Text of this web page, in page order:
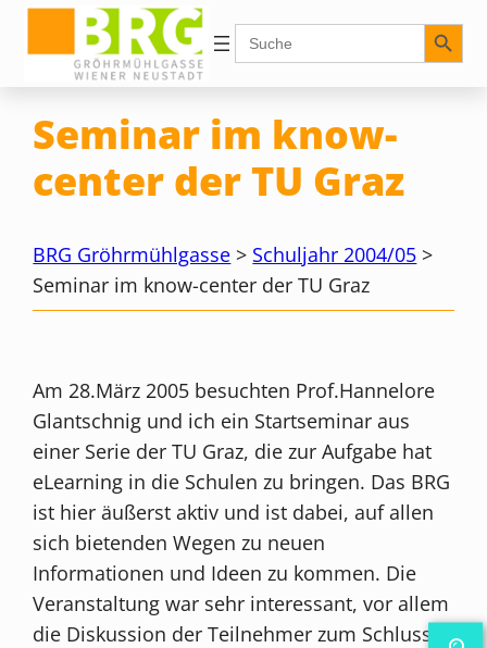
Inhalt
springen
Search
for:
Search Button
Seminar im know-
center der TU Graz
BRG Gröhrmühlgasse > Schuljahr 2004/05 >
Seminar im know-center der TU Graz
Am 28.März 2005 besuchten Prof.Hannelore
Glantschnig und ich ein Startseminar aus
einer Serie der TU Graz, die zur Aufgabe hat
eLearning in die Schulen zu bringen. Das BRG
ist hier äußerst aktiv und ist dabei, auf allen
sich bietenden Wegen zu neuen
Informationen und Ideen zu kommen. Die
Veranstaltung war sehr interessant, vor allem
die Diskussion der Teilnehmer zum Schluss.